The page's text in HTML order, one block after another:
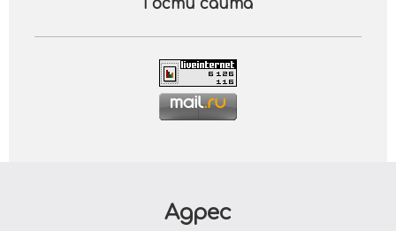
Гости сайта
Адрес